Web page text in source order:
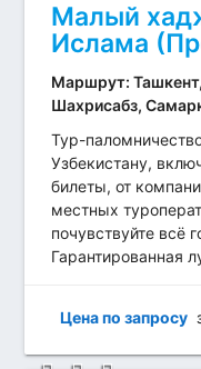
Малый
Ислама
Маршрут:
Шахрисабз,
Тур-
Узбекистану,
билеты, от
местных
почувствуйте всё
Гарантированная
Цена по запросу